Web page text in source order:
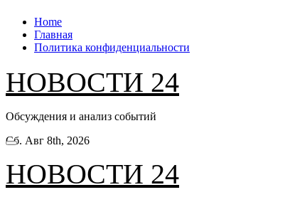
Перейти
содержанию
Home
Главная
Политика конфиденциальности
НОВОСТИ 24
Обсуждения и анализ событий
Сб. Авг 8th, 2026
НОВОСТИ 24